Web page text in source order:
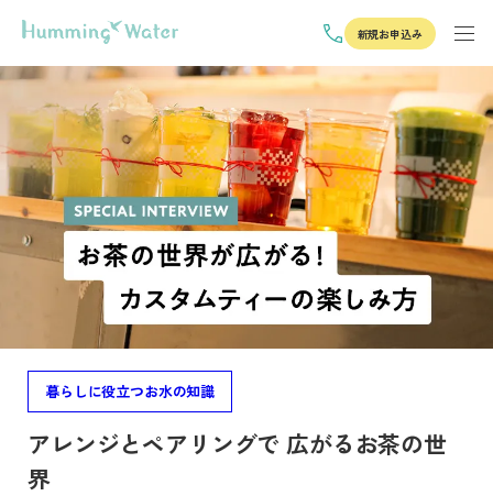
新規お申込み
暮らしに役立つお水の知識
アレンジとペアリングで 広がるお茶の世
界